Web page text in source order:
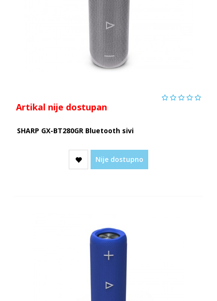
Artikal nije dostupan
SHARP GX-BT280GR Bluetooth sivi
Nije dostupno